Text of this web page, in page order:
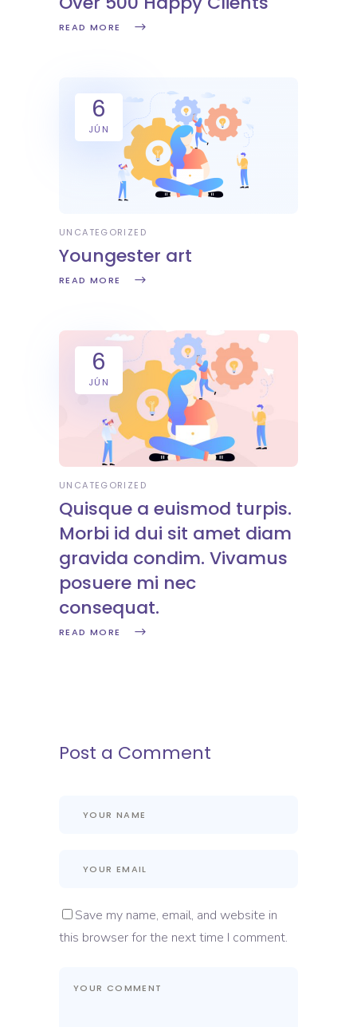
READ MORE
6
JÚN
UNCATEGORIZED
Youngester art
READ MORE
6
JÚN
UNCATEGORIZED
Quisque a euismod turpis.
Morbi id dui sit amet diam
gravida condim. Vivamus
posuere mi nec
consequat.
READ MORE
Post a Comment
Save my name, email, and website in
this browser for the next time I comment.